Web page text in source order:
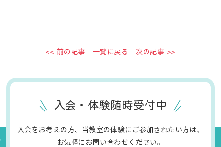
<< 前の記事 一覧に戻る 次の記事 >>
入会・体験随時受付中
入会をお考えの方、当教室の体験にご参加されたい方は、
お気軽にお問い合わせください。